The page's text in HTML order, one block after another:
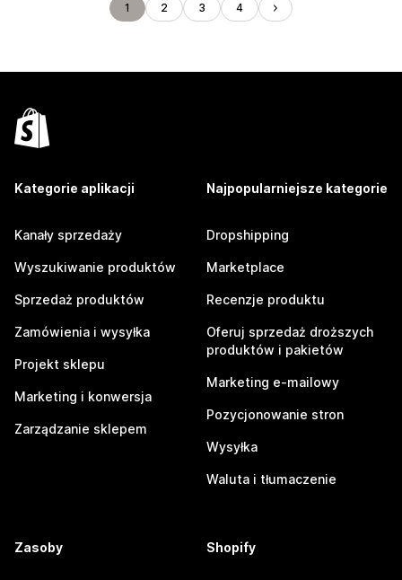
1 2 3 4
Kategorie aplikacji
Kanały sprzedaży
Wyszukiwanie produktów
Sprzedaż produktów
Zamówienia i wysyłka
Projekt sklepu
Marketing i konwersja
Zarządzanie sklepem
Najpopularniejsze kategorie
Dropshipping
Marketplace
Recenzje produktu
Oferuj sprzedaż droższych
produktów i pakietów
Marketing e-mailowy
Pozycjonowanie stron
Wysyłka
Waluta i tłumaczenie
Zasoby Shopify